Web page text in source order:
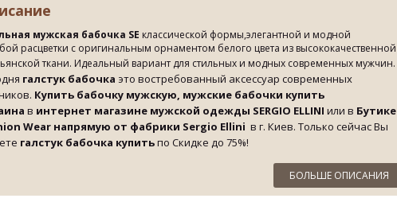
мужская бабочка SE классической формы,элегантной и модной
расцветки с оригинальным орнаментом белого цвета из высококачественной
ткани. Идеальный вариант для стильных и модных современных мужчин.
галстук бабочка это востребованный аксессуар современных
Купить бабочку мужскую, мужские бабочки купить
в интернет магазине мужской одежды SERGIO ELLINI или в Бутике
Wear напрямую от фабрики Sergio Ellini в г. Киев. Только сейчас Вы
галстук бабочка купитьпо Скидке до 75%!
БОЛЬШЕ ОПИСАНИЯ